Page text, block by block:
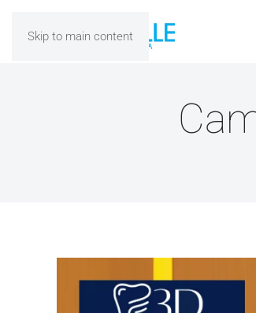
Skip to main content